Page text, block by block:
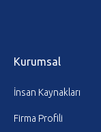
Kurumsal
İnsan Kaynakları
Firma Profili